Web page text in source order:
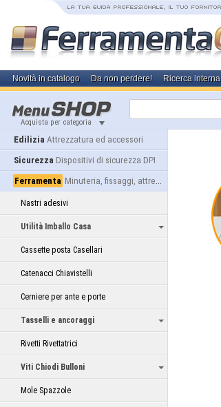
Novità in catalogo Da non perdere! Ricerca interna
Acquista per categoria
Edilizia Attrezzatura ed accessori
Sicurezza Dispositivi di sicurezza DPI
Ferramenta Minuteria, fissaggi, attrezzatura
Nastri adesivi
Utilità Imballo Casa
Cassette posta Casellari
Catenacci Chiavistelli
Cerniere per ante e porte
Tasselli e ancoraggi
Rivetti Rivettatrici
Viti Chiodi Bulloni
Mole Spazzole